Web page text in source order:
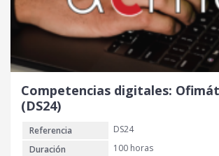
Competencias digitales:
(DS24)
Referencia
DS24
Duración
100 horas